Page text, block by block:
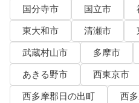
国分寺市
国立市
東大和市
清瀬市
武蔵村山市
多摩市
あきる野市
西東京市
西多摩郡日の出町
西